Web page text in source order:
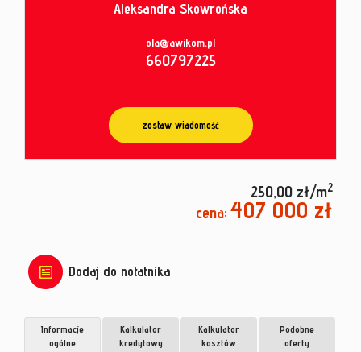
Aleksandra Skowrońska
ola@awikom.pl
660797225
zostaw wiadomość
250,00 zł/m2
cena: 407 000 zł
Dodaj do notatnika
Informacje
ogólne
Kalkulator
kredytowy
Kalkulator
kosztów
Podobne
oferty